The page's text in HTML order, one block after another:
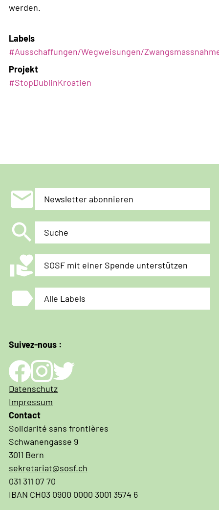
werden.
Labels
#Ausschaffungen/Wegweisungen/
Projekt
#StopDublinKroatien
mail Newsletter abonnieren
search Suche
volunteer_activism SOSF mit einer Spende unterstützen
label Alle Labels
Suivez-nous :
Impressum
und
Datenschutz
Datenschutz
Impressum
Contact
Solidarité sans frontières
Schwanengasse 9
3011 Bern
sekretariat@sosf.ch
031 311 07 70
IBAN CH03 0900 0000 3001 3574 6